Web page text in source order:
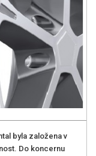
byla založena v
Do koncernu